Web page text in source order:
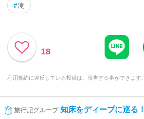
#滝
18
利用規約に違反している投稿は、報告する事ができます。
旅行記グループ 知床をディープに巡る！